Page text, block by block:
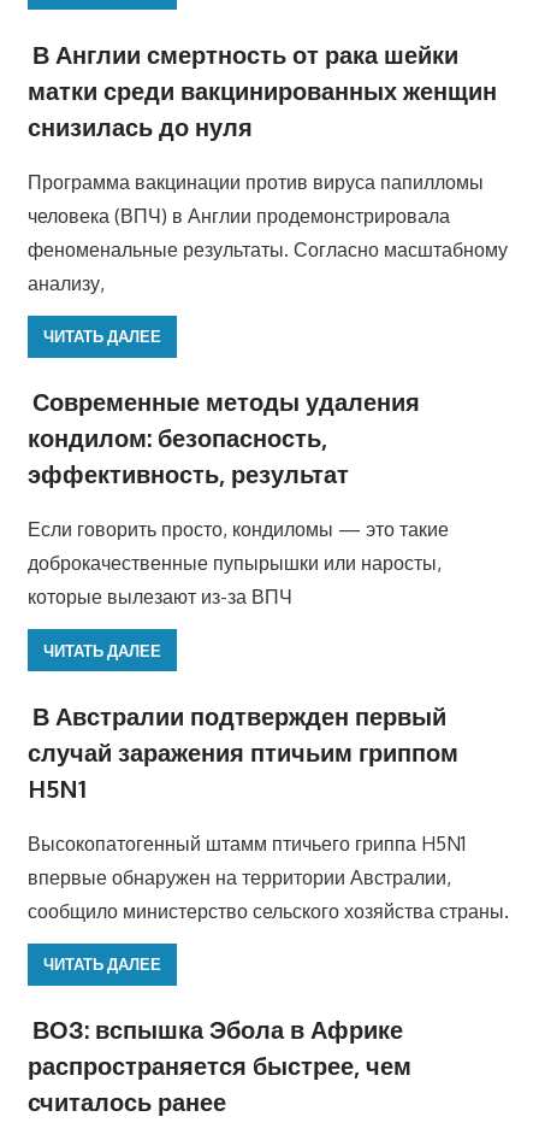
В Англии смертность от рака шейки
матки среди вакцинированных женщин
снизилась до нуля
Программа вакцинации против вируса папилломы
человека (ВПЧ) в Англии продемонстрировала
феноменальные результаты. Согласно масштабному
анализу,
ЧИТАТЬ ДАЛЕЕ
Современные методы удаления
кондилом: безопасность,
эффективность, результат
Если говорить просто, кондиломы — это такие
доброкачественные пупырышки или наросты,
которые вылезают из-за ВПЧ
ЧИТАТЬ ДАЛЕЕ
В Австралии подтвержден первый
случай заражения птичьим гриппом
H5N1
Высокопатогенный штамм птичьего гриппа H5N1
впервые обнаружен на территории Австралии,
сообщило министерство сельского хозяйства страны.
ЧИТАТЬ ДАЛЕЕ
ВОЗ: вспышка Эбола в Африке
распространяется быстрее, чем
считалось ранее